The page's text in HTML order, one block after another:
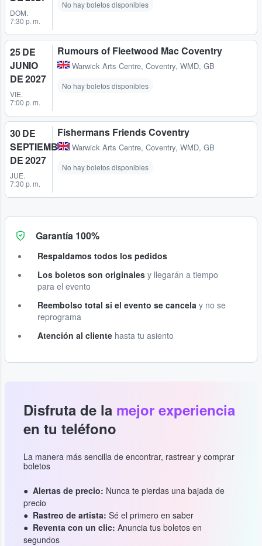
DOM.
7:30 p. m.
No hay boletos disponibles
25 DE
JUNIO
DE 2027
VIE.
7:00 p. m.
Rumours of Fleetwood Mac Coventry
Warwick Arts Centre, Coventry, WMD, GB
No hay boletos disponibles
30 DE
SEPTIEMBRE
DE 2027
JUE.
7:30 p. m.
Fishermans Friends Coventry
Warwick Arts Centre, Coventry, WMD, GB
No hay boletos disponibles
Garantía 100%
Respaldamos todos los pedidos
Los boletos son originales y llegarán a tiempo
para el evento
Reembolso total si el evento se cancela y no se
reprograma
Atención al cliente hasta tu asiento
Disfruta de la mejor experiencia
en tu teléfono
La manera más sencilla de encontrar, rastrear y comprar
boletos
Alertas de precio: Nunca te pierdas una bajada de
precio
Rastreo de artista: Sé el primero en saber
Reventa con un clic: Anuncia tus boletos en
segundos